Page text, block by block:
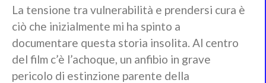
La tensione tra vulnerabilità e prendersi cura è
ciò che inizialmente mi ha spinto a
documentare questa storia insolita. Al centro
del film c’è l’achoque, un anfibio in grave
pericolo di estinzione parente della